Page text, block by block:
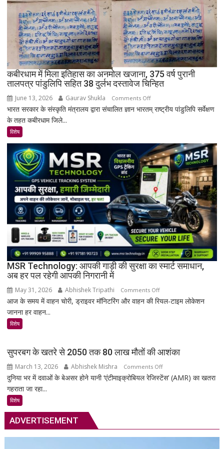
बसा
राजस्थान
का
सबसे
रहस्यमयी
गांव?
कबीरधाम में मिला इतिहास का अनमोल खजाना, 375 वर्ष पुरानी
तालपत्र पांडुलिपि सहित 38 दुर्लभ दस्तावेज चिन्हित
June 13, 2026 Gaurav Shukla Comments Offon
कबीरधाम
इतिहास
का
अनमोल
खजाना,
375
वर्ष
पुरानी
तालपत्र
पांडुलिपि
सहित
38
दुर्लभ
भारत सरकार के संस्कृति मंत्रालय द्वारा संचालित ज्ञान भारतम् राष्ट्रीय पांडुलिपि सर्वेक्षण
के तहत कबीरधाम जिले...
विशेष
MSR Technology: आपकी गाड़ी की सुरक्षा का स्मार्ट समाधान,
अब हर पल रहेगी आपकी निगरानी में
May 31, 2026 Abhishek Tripathi Comments Offon
MSR
सुरक्षा
का
स्मार्ट
आज के समय में वाहन चोरी, ड्राइवर मॉनिटरिंग और वाहन की रियल-टाइम लोकेशन
जानना हर वाहन...
विशेष
सुपरबग के खतरे से 2050 तक 80 लाख मौतों की आशंका
March 13, 2026 Abhishek Mishra Comments Offon
सुपरबग
दुनिया भर में दवाओं के बेअसर होने यानी ‘एंटीमाइक्रोबियल रेजिस्टेंस’ (AMR) का खतरा
गहराता जा रहा...
विशेष
ADVERTISEMENT